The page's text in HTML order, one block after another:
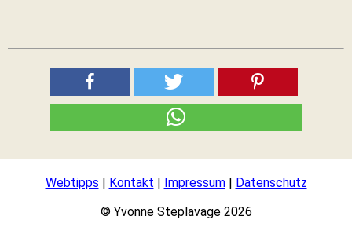
Webtipps | Kontakt | Impressum| Datenschutz
© Yvonne Steplavage 2026